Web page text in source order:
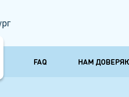
FAQ НАМ